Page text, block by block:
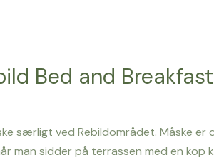
Bed and Breakfast
særligt ved Rebildområdet. Måske
man sidder på terrassen med en kop